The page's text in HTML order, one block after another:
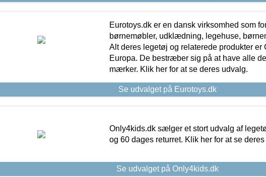
Eurotoys.dk er en dansk virksomhed som
børnemøbler, udklædning, legehuse,
Alt deres legetøj og relaterede produkter
Europa. De bestræber sig på at have alle
mærker. Klik her for at se deres udvalg.
Se udvalget på Eurotoys.dk
Only4kids.dk sælger et stort udvalg af
og 60 dages returret. Klik her for at se
Se udvalget på Only4kids.dk